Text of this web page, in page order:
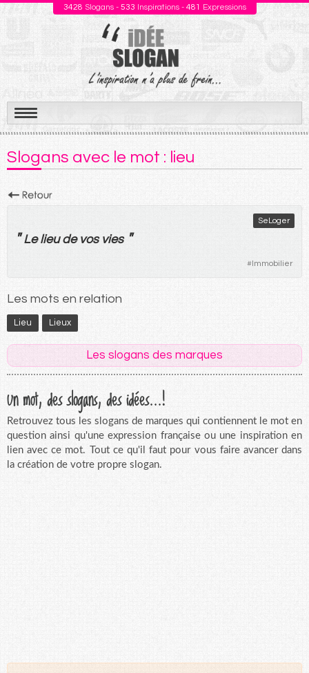
3428 Slogans - 533 Inspirations - 481 Expressions
Aller
au
contenu
Slogans avec le mot : lieu
SeLoger
" Le lieu de vos vies "
#Immobilier
Les mots en relation
Lieu Lieux
Les slogans des marques
Un mot, des slogans, des idées...!
Retrouvez tous les slogans de marques qui contiennent le mot en
question ainsi qu'une expression française ou une inspiration en
lien avec ce mot. Tout ce qu'il faut pour vous faire avancer dans
la création de votre propre slogan.